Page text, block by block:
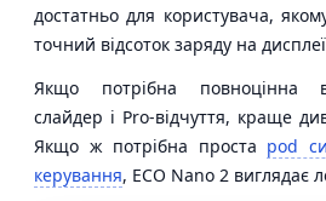
достатньо для користувача,
точний відсоток заряду на
Якщо потрібна повноцінна
слайдер і Pro-відчуття, краще
Якщо ж потрібна проста pod
керування, ECO Nano 2 виглядає